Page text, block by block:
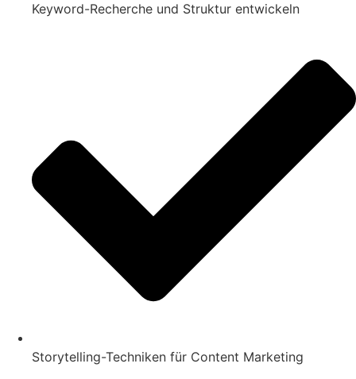
Keyword-Recherche und Struktur entwickeln
Storytelling-Techniken für Content Marketing